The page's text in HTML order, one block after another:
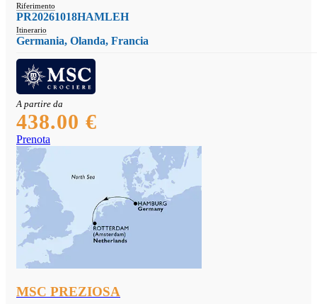
Riferimento
PR20261018HAMLEH
Itinerario
Germania, Olanda, Francia
A partire da
438.00 €
Prenota
MSC PREZIOSA